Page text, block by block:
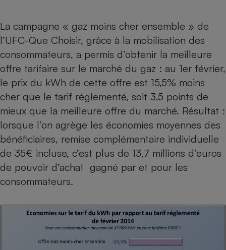
La campagne « gaz moins cher ensemble » de
l’UFC-Que Choisir, grâce à la mobilisation des
consommateurs, a permis d’obtenir la meilleure
offre tarifaire sur le marché du gaz : au 1er février,
le prix du kWh de cette offre est 15,5% moins
cher que le tarif réglementé, soit 3,5 points de
mieux que la meilleure offre du marché. Résultat :
lorsque l’on agrège les économies moyennes des
bénéficiaires, remise complémentaire individuelle
de 35€ incluse, c’est plus de 13,7 millions d’euros
de pouvoir d’achat gagné par et pour les
consommateurs.
Climatiseur -
Ventilateur
Cafetière à expressos
Antivirus
Climatiseur -